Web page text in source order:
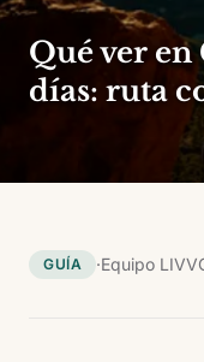
Qué ver en
días: ruta
GUÍA ·Equipo